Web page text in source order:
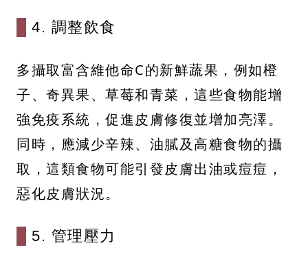
4. 調整飲食
多攝取富含維他命C的新鮮蔬果，例如橙
子、奇異果、草莓和青菜，這些食物能增
強免疫系統，促進皮膚修復並增加亮澤。
同時，應減少辛辣、油膩及高糖食物的攝
取，這類食物可能引發皮膚出油或痘痘，
惡化皮膚狀況。
5. 管理壓力